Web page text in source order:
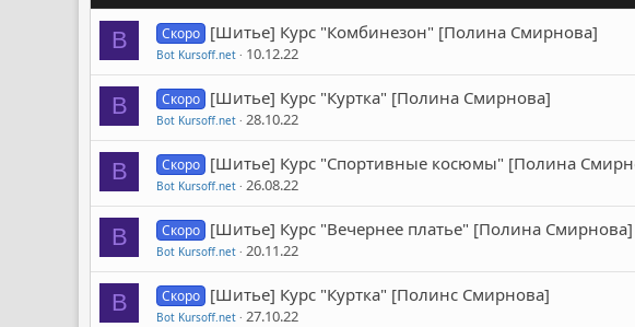
B Скоро [Шитье] Курс "Комбинезон" [Полина Смирнова]
Bot Kursoff.net 10.12.22
B Скоро [Шитье] Курс "Куртка" [Полина Смирнова]
Bot Kursoff.net 28.10.22
B Скоро [Шитье] Курс "Спортивные косюмы" [Полина
Bot Kursoff.net 26.08.22
B Скоро [Шитье] Курс "Вечернее платье" [Полина Смирнова]
Bot Kursoff.net 20.11.22
B Скоро [Шитье] Курс "Куртка" [Полинс Смирнова]
Bot Kursoff.net 27.10.22